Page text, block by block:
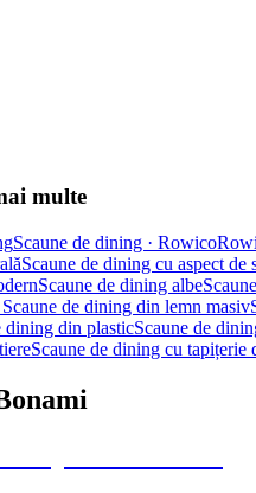
multe
Scaune de dining · Rowico
Scaune de dining cu aspect de
Scaune de dining albe
Scaune de dining din lemn masiv
dining din plasticScaune de
Scaune de dining cu tapițerie